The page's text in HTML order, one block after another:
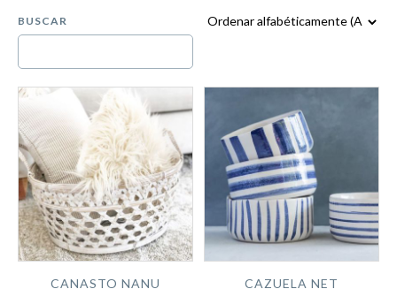
BUSCAR
CANASTO NANU
CAZUELA NET